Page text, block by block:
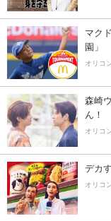
マク
園」
オリコ
森崎
ん！
オリコ
デカ
オリコ